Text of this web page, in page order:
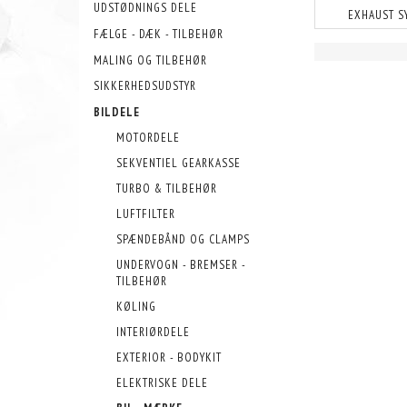
UDSTØDNINGS DELE
FÆLGE - DÆK - TILBEHØR
MALING OG TILBEHØR
SIKKERHEDSUDSTYR
BILDELE
MOTORDELE
SEKVENTIEL GEARKASSE
TURBO & TILBEHØR
LUFTFILTER
SPÆNDEBÅND OG CLAMPS
UNDERVOGN - BREMSER -
TILBEHØR
KØLING
INTERIØRDELE
EXTERIOR - BODYKIT
ELEKTRISKE DELE
EXHAUST